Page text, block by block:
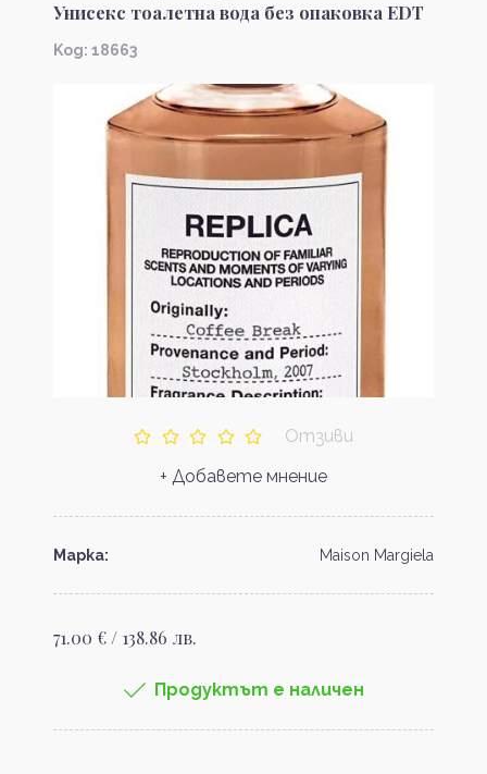
Унисекс тоалетна вода без опаковка EDT
Kод: 18663
Отзиви
+ Добавете мнение
Марка: Maison Margiela
71.00 € / 138.86 лв.
Продуктът е наличен